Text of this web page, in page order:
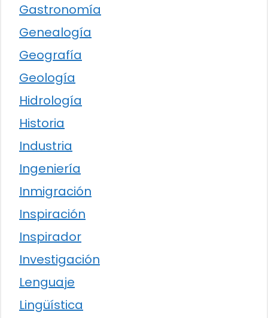
Gastronomía
Genealogía
Geografía
Geología
Hidrología
Historia
Industria
Ingeniería
Inmigración
Inspiración
Inspirador
Investigación
Lenguaje
Lingüística